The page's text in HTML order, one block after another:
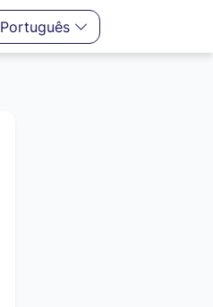
Português